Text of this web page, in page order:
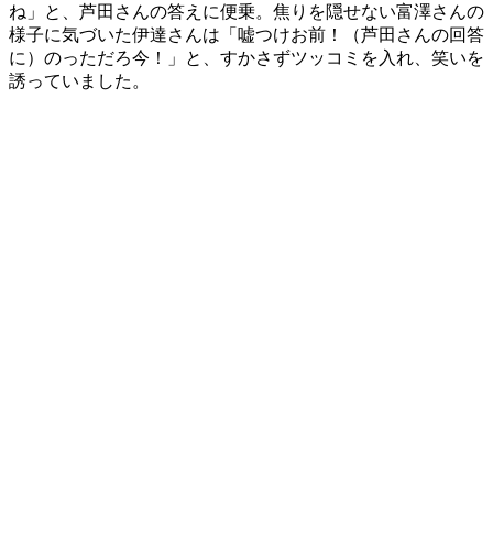
ね」と、芦田さんの答えに便乗。焦りを隠せない富澤さんの
様子に気づいた伊達さんは「嘘つけお前！（芦田さんの回答
に）のっただろ今！」と、すかさずツッコミを入れ、笑いを
誘っていました。